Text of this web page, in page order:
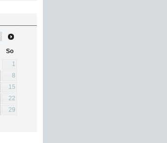
So
1
8
15
22
29